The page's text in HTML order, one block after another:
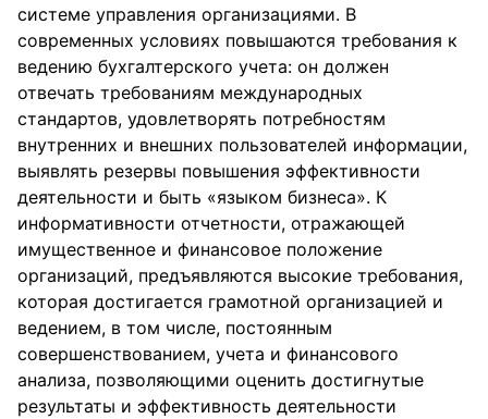
системе управления организациями. В
современных условиях повышаются требования к
ведению бухгалтерского учета: он должен
отвечать требованиям международных
стандартов, удовлетворять потребностям
внутренних и внешних пользователей информации,
выявлять резервы повышения эффективности
деятельности и быть «языком бизнеса». К
информативности отчетности, отражающей
имущественное и финансовое положение
организаций, предъявляются высокие требования,
которая достигается грамотной организацией и
ведением, в том числе, постоянным
совершенствованием, учета и финансового
анализа, позволяющими оценить достигнутые
результаты и эффективность деятельности